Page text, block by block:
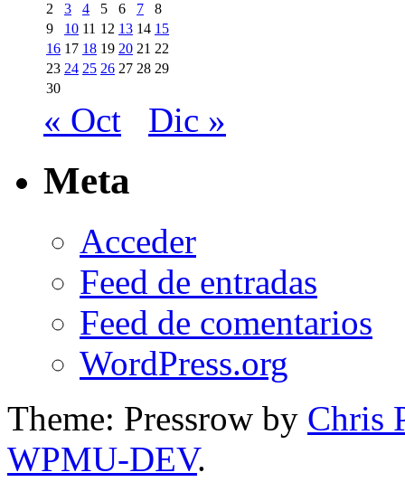
2
3 4 5 6 7
8
9
10 11 12 13 14 15
16 17 18 19 20 21 22
23 24 25 26 27 28 29
30
« Oct Dic »
Meta
Acceder
Feed de entradas
Feed de comentarios
WordPress.org
Theme: Pressrow by Chris
WPMU-DEV.